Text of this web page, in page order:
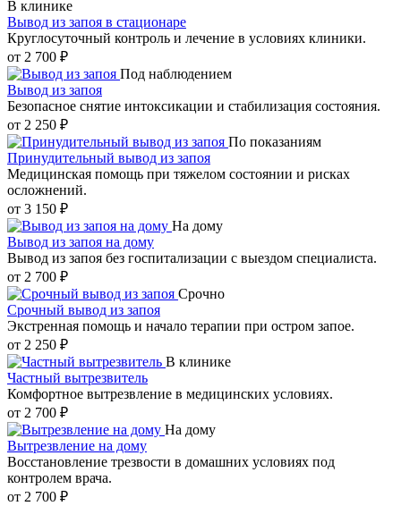
В клинике
Вывод из запоя в стационаре
Круглосуточный контроль и лечение в условиях клиники.
от 2 700 ₽
Под наблюдением
Вывод из запоя
Безопасное снятие интоксикации и стабилизация состояния.
от 2 250 ₽
По показаниям
Принудительный вывод из запоя
Медицинская помощь при тяжелом состоянии и рисках
осложнений.
от 3 150 ₽
На дому
Вывод из запоя на дому
Вывод из запоя без госпитализации с выездом специалиста.
от 2 700 ₽
Срочно
Срочный вывод из запоя
Экстренная помощь и начало терапии при остром запое.
от 2 250 ₽
В клинике
Частный вытрезвитель
Комфортное вытрезвление в медицинских условиях.
от 2 700 ₽
На дому
Вытрезвление на дому
Восстановление трезвости в домашних условиях под
контролем врача.
от 2 700 ₽